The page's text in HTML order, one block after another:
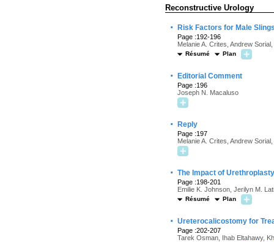
Reconstructive Urology
· Risk Factors for Male
Page :192-196
Melanie A. Crites, Andrew
Résumé Plan
· Editorial Comment
Page :196
Joseph N. Macaluso
· Reply
Page :197
Melanie A. Crites, Andrew
· The Impact of
Page :198-201
Emilie K. Johnson, Jerilyn M.
Résumé Plan
· Ureterocalicostomy for
Page :202-207
Tarek Osman, Ihab Eltahawy,